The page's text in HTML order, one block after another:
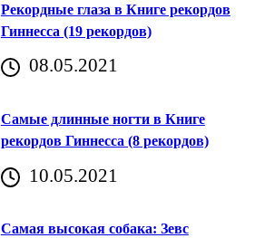
Рекордные глаза в Книге рекордов
Гиннесса (19 рекордов)
08.05.2021
Самые длинные ногти в Книге
рекордов Гиннесса (8 рекордов)
10.05.2021
Самая высокая собака: Зевс